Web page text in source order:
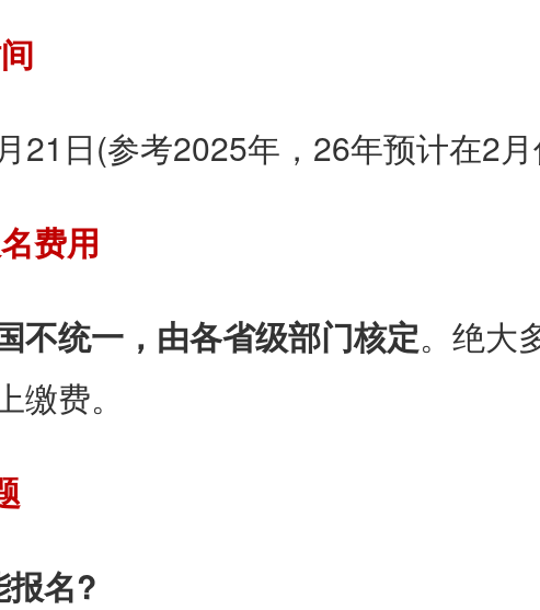
21日(参考2025年，26年预计在2月
费用
不统一，由各省级部门核定。绝大
缴费。
报名?